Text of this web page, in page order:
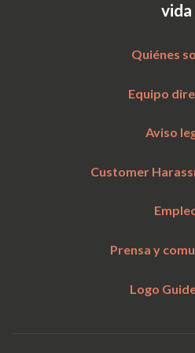
vida
Quiénes
Equipo
Aviso
Customer
Prensa y
Logo